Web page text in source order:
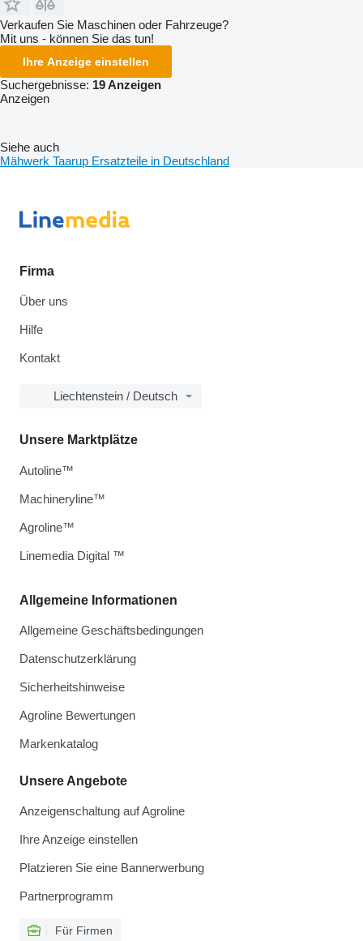
Verkaufen Sie Maschinen oder Fahrzeuge?
Mit uns - können Sie das tun!
Ihre Anzeige einstellen
Suchergebnisse: 19 Anzeigen
Anzeigen
Siehe auch
Mähwerk Taarup Ersatzteile in Deutschland
Firma
Über uns
Hilfe
Kontakt
Liechtenstein / Deutsch
Allgemeine Informationen
Allgemeine Geschäftsbedingungen
Datenschutzerklärung
Sicherheitshinweise
Agroline Bewertungen
Markenkatalog
Unsere Angebote
Anzeigenschaltung auf Agroline
Ihre Anzeige einstellen
Platzieren Sie eine Bannerwerbung
Partnerprogramm
Für Firmen
Unsere Marktplätze
Autoline™
Machineryline™
Agroline™
Linemedia Digital ™